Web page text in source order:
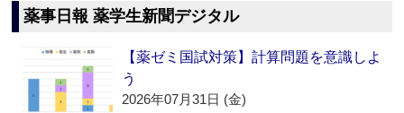
薬事日報 薬学生新聞デジタル
【薬ゼミ国試対策】計算問題を意識しよ
う
2026年07月31日 (金)